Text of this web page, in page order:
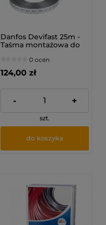
Danfos Devifast 25m -
Taśma montażowa do
0 ocen
124,00 zł
- +
szt.
do koszyka